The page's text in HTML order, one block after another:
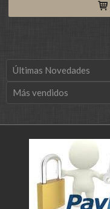
Últimas Novedades
Más vendidos